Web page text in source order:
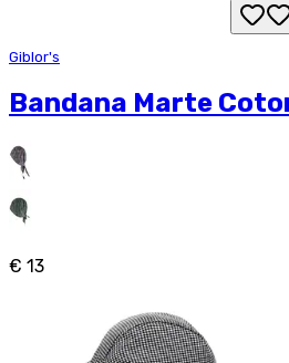
Giblor's
Bandana Marte
€ 13